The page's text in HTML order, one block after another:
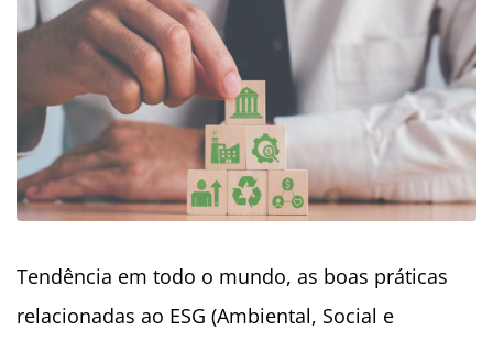
Tendência em todo o mundo, as boas práticas
relacionadas ao ESG (Ambiental, Social e